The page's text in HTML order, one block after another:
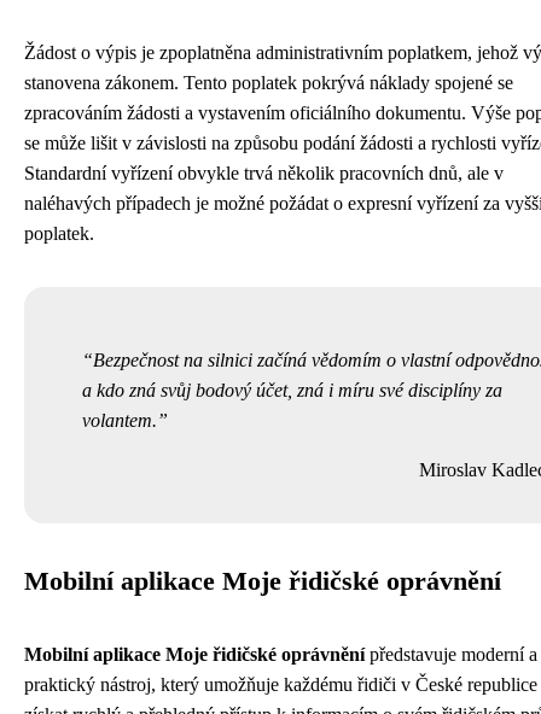
Žádost o výpis je zpoplatněna administrativním poplatkem, jehož
stanovena zákonem. Tento poplatek pokrývá náklady spojené se
zpracováním žádosti a vystavením oficiálního dokumentu. Výše
se může lišit v závislosti na způsobu podání žádosti a rychlosti
Standardní vyřízení obvykle trvá několik pracovních dnů, ale v
naléhavých případech je možné požádat o expresní vyřízení za
poplatek.
Bezpečnost na silnici začíná vědomím o vlastní
a kdo zná svůj bodový účet, zná i míru své disciplíny za
volantem.
Miroslav
Mobilní aplikace Moje řidičské oprávnění
Mobilní aplikace Moje řidičské oprávněnípředstavuje moderní
praktický nástroj, který umožňuje každému řidiči v České republice